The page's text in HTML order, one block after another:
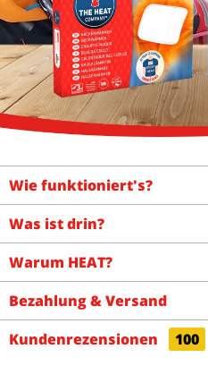
Wie funktioniert's?
Was ist drin?
Warum HEAT?
Bezahlung & Versand
Kundenrezensionen
100